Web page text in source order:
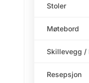
Stoler
Møtebord
Skillevegg /
Resepsjon